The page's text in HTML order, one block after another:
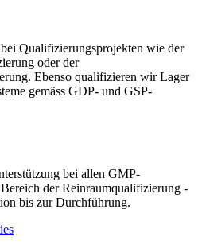
Qualifizierungsprojekten wie der
oder der
Ebenso qualifizieren wir Lager
gemäss GDP- und GSP-
bei allen GMP-
der Reinraumqualifizierung -
bis zur Durchführung.